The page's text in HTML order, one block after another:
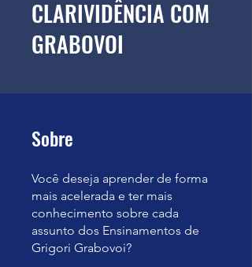
CLARIVIDÊNCIA COM
GRABOVOI
Sobre
Você deseja aprender de forma
mais acelerada e ter mais
conhecimento sobre cada
assunto dos Ensinamentos de
Grigori Grabovoi?